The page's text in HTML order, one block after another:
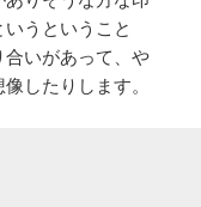
うということ
いがあって、や
したりします。